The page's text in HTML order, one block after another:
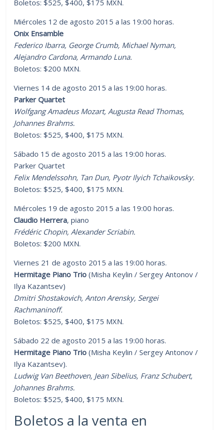
Boletos: $525, $400, $175 MXN.
Miércoles 12 de agosto 2015 a las 19:00 horas.
Onix Ensamble
Federico Ibarra, George Crumb, Michael Nyman,
Alejandro Cardona, Armando Luna.
Boletos: $200 MXN.
Viernes 14 de agosto 2015 a las 19:00 horas.
Parker Quartet
Wolfgang Amadeus Mozart, Augusta Read Thomas,
Johannes Brahms.
Boletos: $525, $400, $175 MXN.
Sábado 15 de agosto 2015 a las 19:00 horas.
Parker Quartet
Felix Mendelssohn, Tan Dun, Pyotr Ilyich Tchaikovsky.
Boletos: $525, $400, $175 MXN.
Miércoles 19 de agosto 2015 a las 19:00 horas.
Claudio Herrera, piano
Frédéric Chopin, Alexander Scriabin.
Boletos: $200 MXN.
Viernes 21 de agosto 2015 a las 19:00 horas.
Hermitage Piano Trio (Misha Keylin / Sergey Antonov /
Ilya Kazantsev)
Dmitri Shostakovich, Anton Arensky, Sergei
Rachmaninoff.
Boletos: $525, $400, $175 MXN.
Sábado 22 de agosto 2015 a las 19:00 horas.
Hermitage Piano Trio (Misha Keylin / Sergey Antonov /
Ilya Kazantsev).
Ludwig Van Beethoven, Jean Sibelius, Franz Schubert,
Johannes Brahms.
Boletos: $525, $400, $175 MXN.
Boletos a la venta en